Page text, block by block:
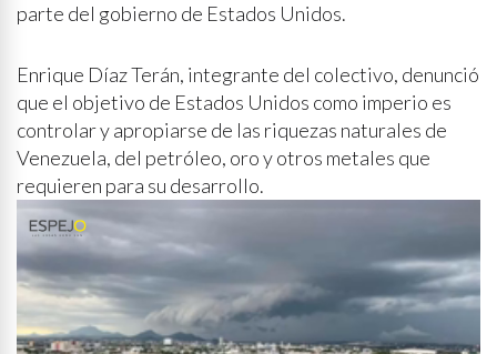
parte del gobierno de Estados Unidos.
Enrique Díaz Terán, integrante del colectivo, denunció
que el objetivo de Estados Unidos como imperio es
controlar y apropiarse de las riquezas naturales de
Venezuela, del petróleo, oro y otros metales que
requieren para su desarrollo.